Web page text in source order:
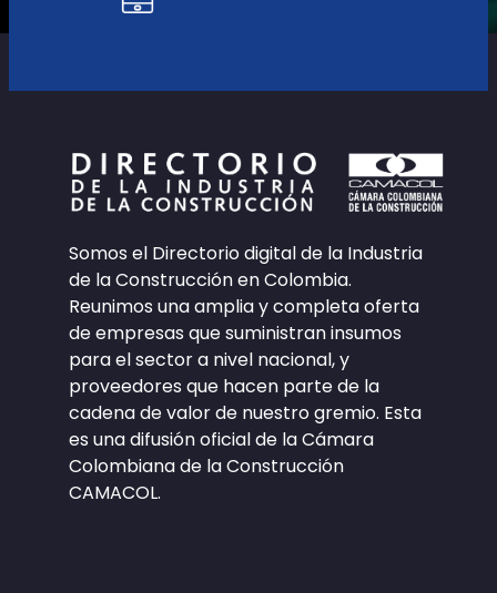
Somos el Directorio digital de la Industria
de la Construcción en Colombia.
Reunimos una amplia y completa oferta
de empresas que suministran insumos
para el sector a nivel nacional, y
proveedores que hacen parte de la
cadena de valor de nuestro gremio. Esta
es una difusión oficial de la Cámara
Colombiana de la Construcción
CAMACOL.